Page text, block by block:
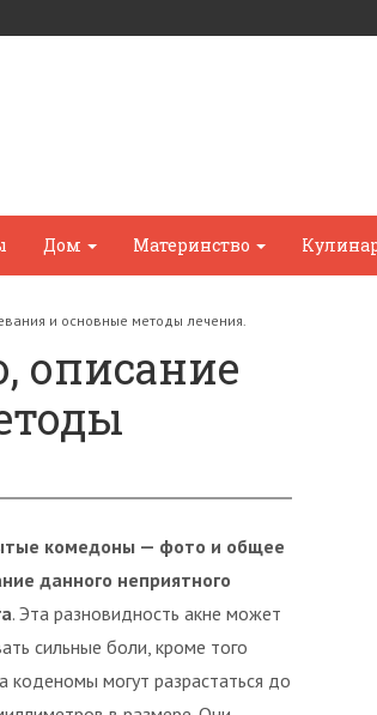
Дом Материнство
и основные методы лечения.
описание
комедоны — фото и общее
данного неприятного
. Эта разновидность акне может
сильные боли, кроме того
коденомы могут разрастаться до